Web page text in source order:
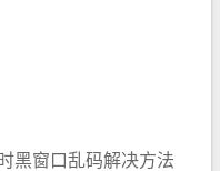
黑窗口乱码解决方法